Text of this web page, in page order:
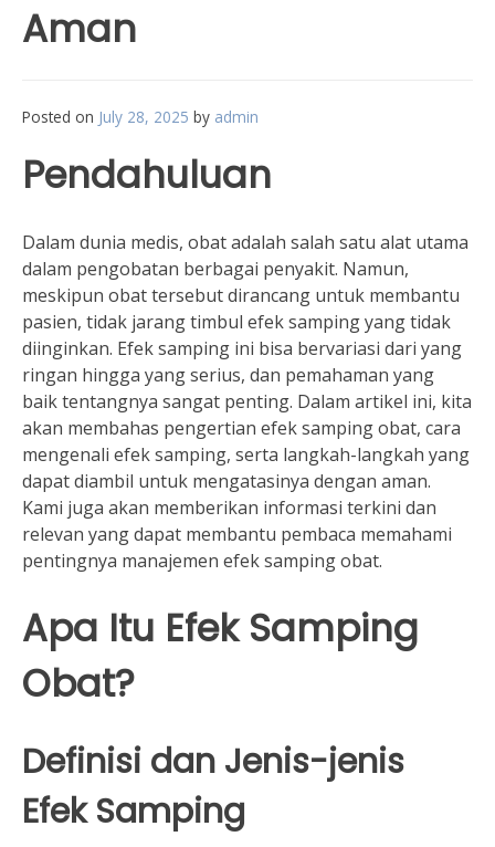
Aman
Posted on July 28, 2025 by admin
Pendahuluan
Dalam dunia medis, obat adalah salah satu alat utama
dalam pengobatan berbagai penyakit. Namun,
meskipun obat tersebut dirancang untuk membantu
pasien, tidak jarang timbul efek samping yang tidak
diinginkan. Efek samping ini bisa bervariasi dari yang
ringan hingga yang serius, dan pemahaman yang
baik tentangnya sangat penting. Dalam artikel ini, kita
akan membahas pengertian efek samping obat, cara
mengenali efek samping, serta langkah-langkah yang
dapat diambil untuk mengatasinya dengan aman.
Kami juga akan memberikan informasi terkini dan
relevan yang dapat membantu pembaca memahami
pentingnya manajemen efek samping obat.
Apa Itu Efek Samping
Obat?
Definisi dan Jenis-jenis
Efek Samping